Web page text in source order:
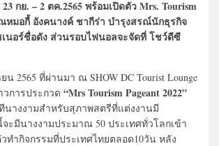
กย. – 2 ตค.2565 พร้อมเปิดตัว Mrs. Tourism
หมอกี้ อังคนางค์ ชากีร่า บำรุงสรณ์นักธุรกิจ
นอร์ชื่อดัง ส่วนรอบไฟนอลจะจัดที่ โชว์ดีซี
น 2565 ที่ผ่านมา ณ SHOW DC Tourist Lounge
การประกวด “Mrs Tourism Pageant 2022”
นางงามสำหรับสุภาพสตรีที่แต่งงานมี
ะมีนางงามประมาณ 50 ประเทศทั่วโลกเข้า
ทำกิจกรรมที่ประเทศไทยตลอด10วัน หลัง